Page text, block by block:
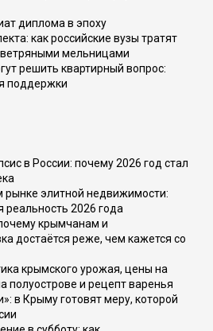
диплома в эпоху
как российские вузы тратят
мельницами
решить квартирный вопрос:
поддержки
в России: почему 2026 год стал
рынке элитной недвижимости:
реальность 2026 года
крымчанам и
достаётся реже, чем кажется со
крымского урожая, цены на
полуострове и рецепт варенья
в Крыму готовят меру, которой